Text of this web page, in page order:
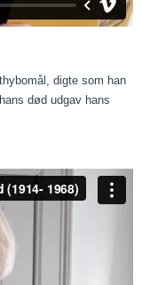
digte som han
død udgav hans